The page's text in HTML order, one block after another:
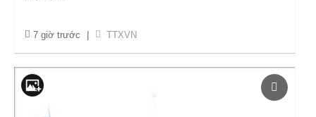
7 giờ trước TTXVN